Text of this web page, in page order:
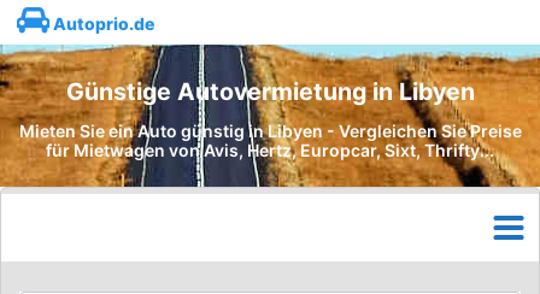
Autoprio.de
Günstige Autovermietung in Libyen
Mieten Sie ein Auto günstig in Libyen - Vergleichen Sie Preise
für Mietwagen von Avis, Hertz, Europcar, Sixt, Thrifty...